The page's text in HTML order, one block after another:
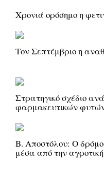
Χρονιά ορόσημο η
Τον Σεπτέμβριο η
Στρατηγικό σχέδιο
φαρμακευτικών
Β. Αποστόλου: Ο
μέσα από την